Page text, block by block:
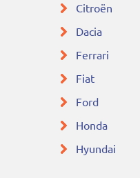
Citroën
Dacia
Ferrari
Fiat
Ford
Honda
Hyundai